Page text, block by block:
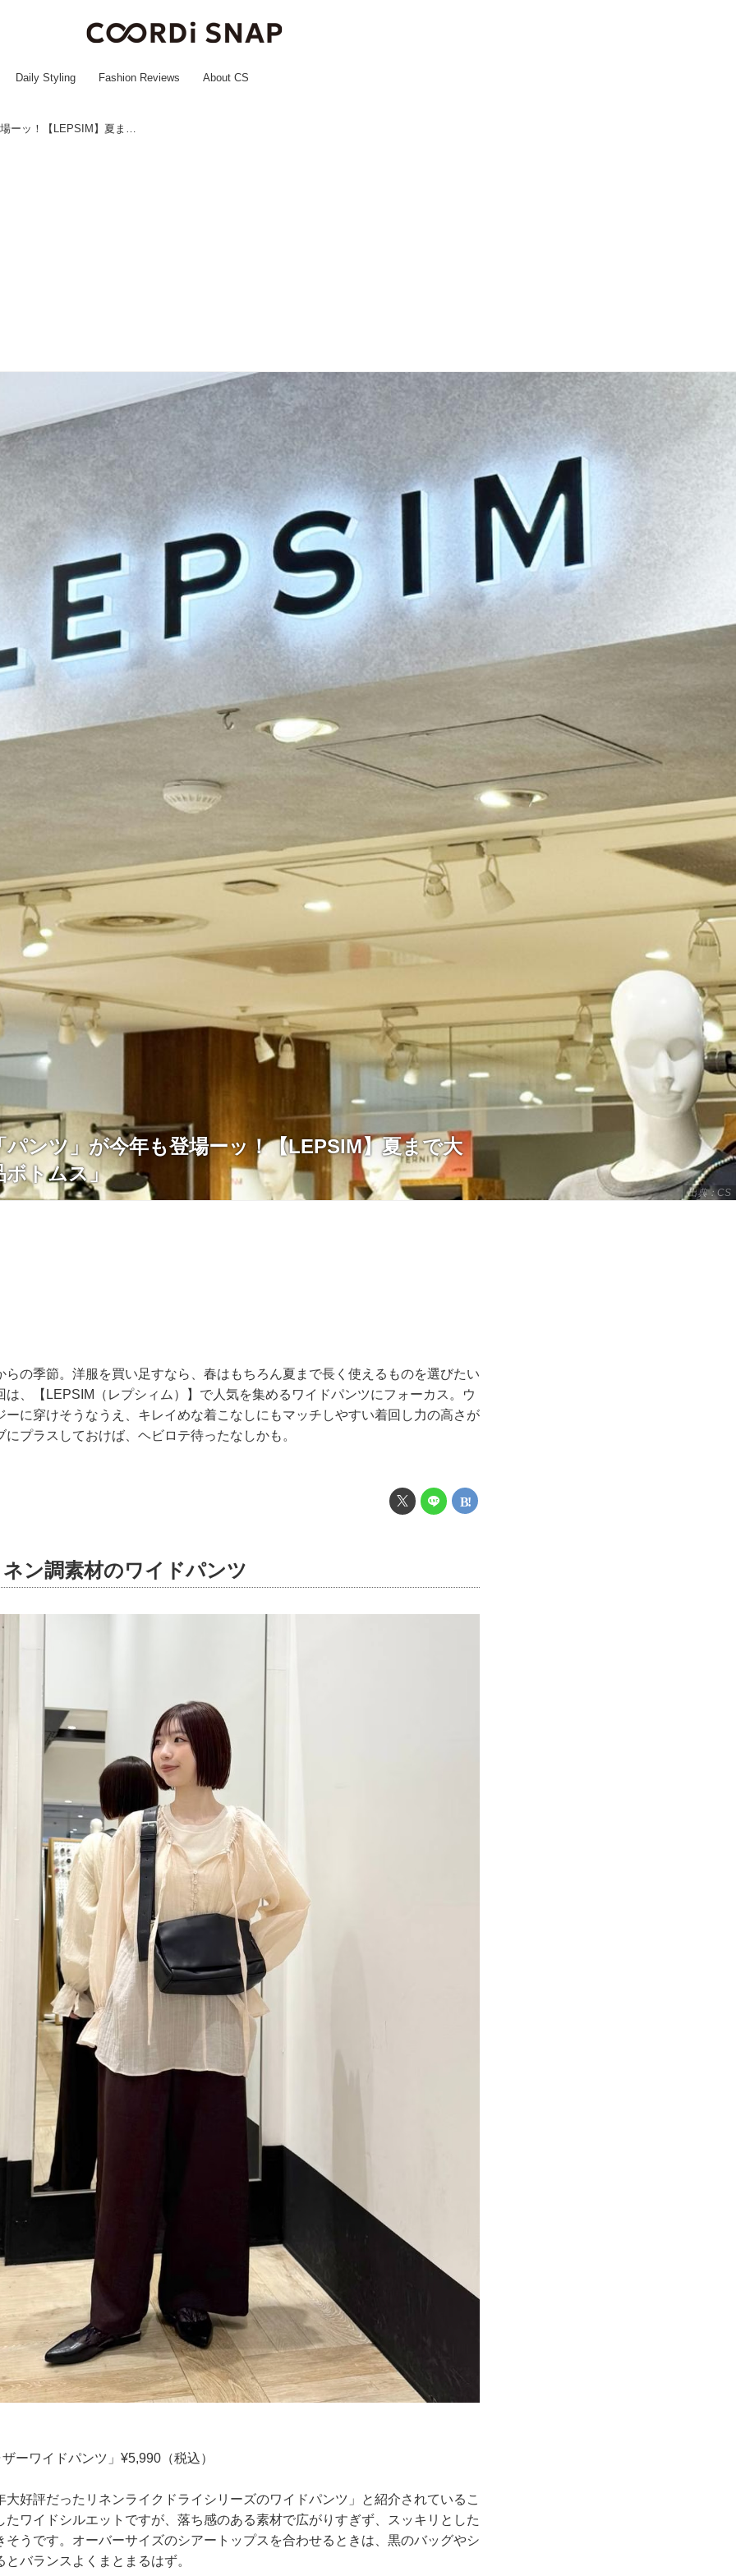
Daily Styling Fashion Reviews About CS
毎年人気の「パンツ」が今年も登場ーッ！【LEPSIM】夏まで大活躍！「名品ボトムス」
出典：CS
パンツ」が今年も登場ーッ！【LEPSIM】夏まで大
ボトムス」
らの季節。洋服を買い足すなら、春はもちろん夏まで長く使えるものを選びたい
は、【LEPSIM（レプシィム）】で人気を集めるワイドパンツにフォーカス。ウ
ーに穿けそうなうえ、キレイめな着こなしにもマッチしやすい着回し力の高さが
プラスしておけば、ヘビロテ待ったなしかも。
ン調素材のワイドパンツ
ーワイドパンツ」¥5,990（税込）
大好評だったリネンライクドライシリーズのワイドパンツ」と紹介されているこ
たワイドシルエットですが、落ち感のある素材で広がりすぎず、スッキリとした
そうです。オーバーサイズのシアートップスを合わせるときは、黒のバッグやシ
バランスよくまとまるはず。